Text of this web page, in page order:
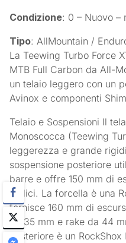
Condizione: 0 – Nuovo –
Tipo: AllMountain /
La Teewing Turbo Force
MTB Full Carbon da All-
un telaio leggero con un
Avinox e componenti
Telaio e Sospensioni Il
Monoscocca (Teewing
leggerezza e grande
sospensione posteriore
barre e offre 150 mm di
pollici. La forcella è una
fornisce 160 mm di
da 35 mm e rake da 44
posteriore è un